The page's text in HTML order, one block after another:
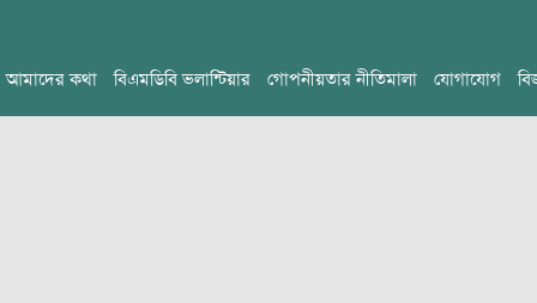
আমাদের কথা বিএমডিবি ভলান্টিয়ার গোপনীয়তার নীতিমালা যোগাযোগ